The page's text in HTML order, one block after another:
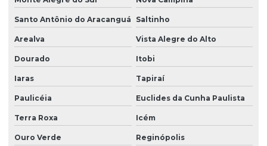
Santo Antônio do Aracanguá Saltinho
Arealva Vista Alegre do Alto
Dourado Itobi
Iaras Tapiraí
Paulicéia Euclides da Cunha Paulista
Terra Roxa Icém
Ouro Verde Reginópolis